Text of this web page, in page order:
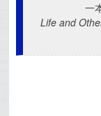
一
Life and